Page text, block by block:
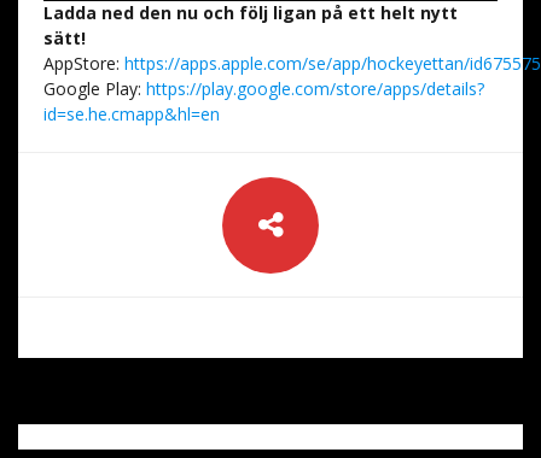
Ladda ned den nu och följ ligan på ett helt nytt
sätt!
AppStore: https://apps.apple.com/se/app/hockeyettan/
Google Play: https://play.google.com/store/apps/details?
id=se.he.cmapp&hl=en